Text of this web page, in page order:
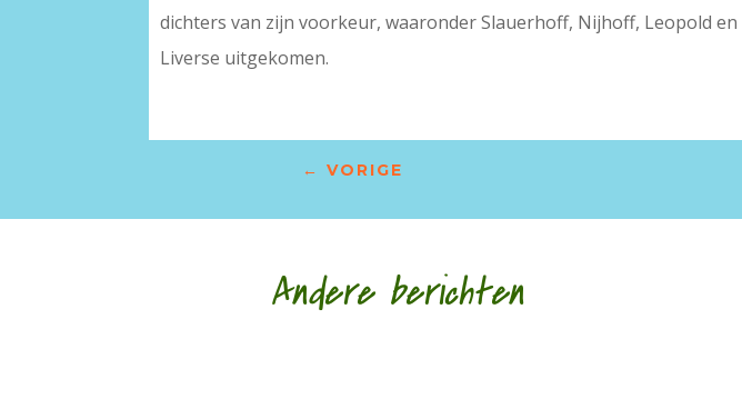
dichters van zijn voorkeur, waaronder Slauerhoff, Nijhoff, Leopold
Liverse uitgekomen.
← VORIGE
Andere berichten